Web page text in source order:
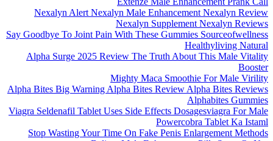
Nexalyn Alert Nexalyn Male Enhancement Nexalyn Review
Nexalyn Supplement Nexalyn Reviews
Say Goodbye To Joint Pain With These Gummies Sourceofwellness
Healthyliving Natural
Alpha Surge 2025 Review The Truth About This Male Vitality
Booster
Mighty Maca Smoothie For Male Virility
Alpha Bites Big Warning Alpha Bites Review Alpha Bites Reviews
Alphabites Gummies
Viagra Seldenafil Tablet Uses Side Effects Dosagesviagra For Male
Powercobra Tablet Ka Istaml
Stop Wasting Your Time On Fake Penis Enlargement Methods